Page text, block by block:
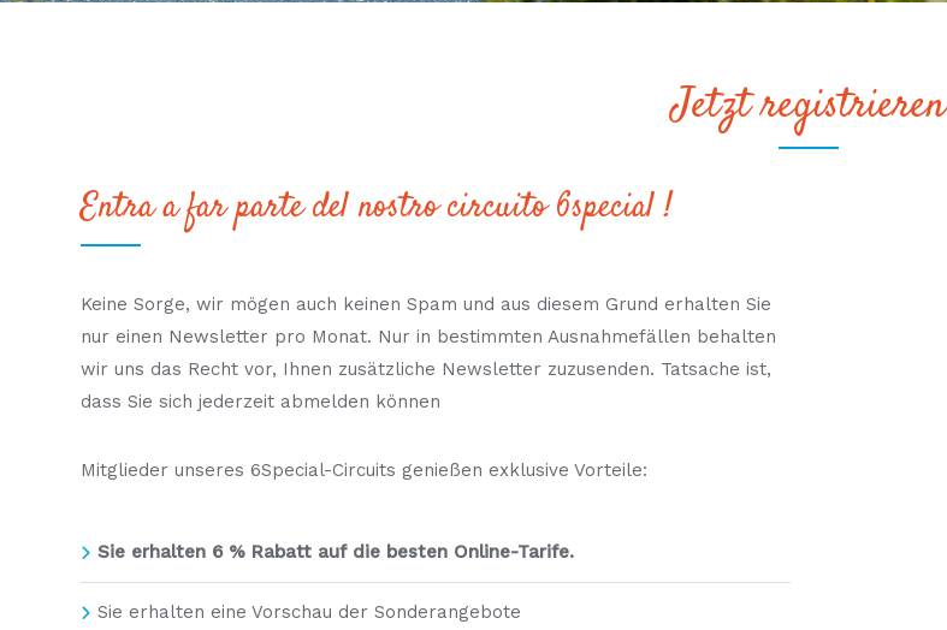
Jetzt registrieren
Entra a far parte del nostro circuito 6special !
Keine Sorge, wir mögen auch keinen Spam und aus diesem Grund erhalten Sie
nur einen Newsletter pro Monat. Nur in bestimmten Ausnahmefällen behalten
wir uns das Recht vor, Ihnen zusätzliche Newsletter zuzusenden. Tatsache ist,
dass Sie sich jederzeit abmelden können
Mitglieder unseres 6Special-Circuits genießen exklusive Vorteile:
Sie erhalten 6 % Rabatt auf die besten Online-Tarife.
Sie erhalten eine Vorschau der Sonderangebote